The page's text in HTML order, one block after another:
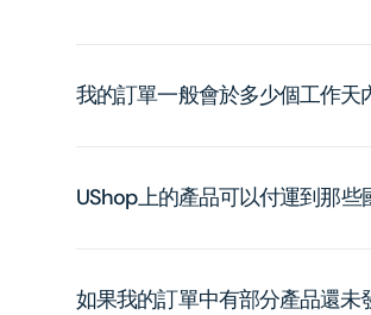
我的訂單一般會於多少個工作天
UShop上的產品可以付運到那
如果我的訂單中有部分產品還未